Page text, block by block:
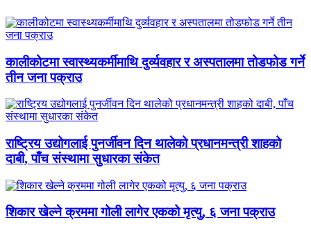
कालीकोटमा स्वास्थ्यकर्मीमाथि दुर्व्यवहार र अस्पतालमा तोडफोड गर्ने
तीन जना पक्राउ
राष्ट्रिय उद्योगलाई पुनर्जीवन दिन थालेको प्रधानमन्त्री शाहको
दाबी, पाँच संस्थामा सुधारका संकेत
शिकार खेल्ने क्रममा गोली लागेर एकको मृत्यु, ६ जना पक्राउ